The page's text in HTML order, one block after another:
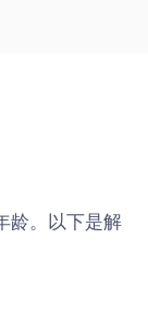
龄。以下是解